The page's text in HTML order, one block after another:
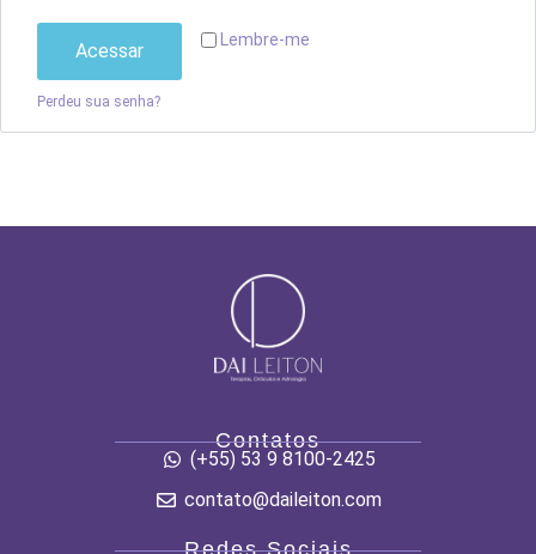
Lembre-me
Acessar
Perdeu sua senha?
Contatos
(+55) 53 9 8100-2425
contato@daileiton.com